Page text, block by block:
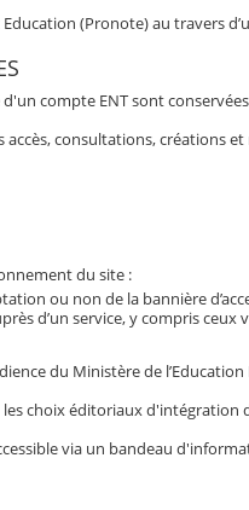
(Pronote) au travers
compte ENT sont
accès, consultations,
du site :
ou non de la bannière
d’un service, y compris
du Ministère de
choix éditoriaux
via un bandeau